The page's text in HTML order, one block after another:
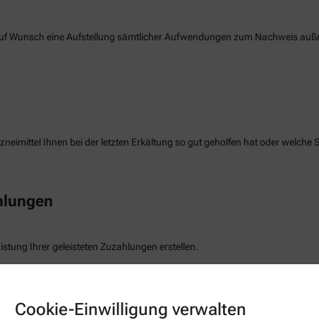
Cookie-Einwilligung verwalten
Wunsch eine Aufstellung sämtlicher Aufwendungen zum Nachweis
Ihnen bei der letzten Erkältung so gut geholfen hat oder welche
Ihrer geleisteten Zuzahlungen erstellen.